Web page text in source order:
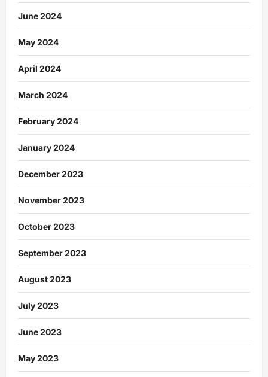
June 2024
May 2024
April 2024
March 2024
February 2024
January 2024
December 2023
November 2023
October 2023
September 2023
August 2023
July 2023
June 2023
May 2023